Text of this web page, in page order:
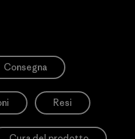
Consegna
Resi